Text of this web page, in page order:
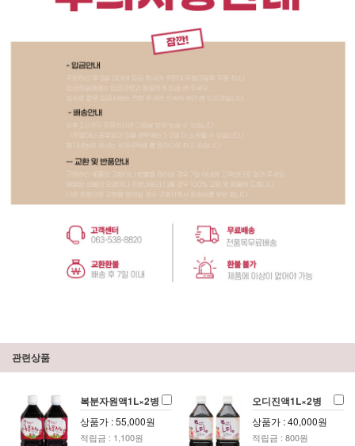
관련상품
복분자원액1L×2병
상품가 : 55,000원
적립금 : 1,100원
오디진액1L×2병
상품가 : 40,000원
적립금 : 800원